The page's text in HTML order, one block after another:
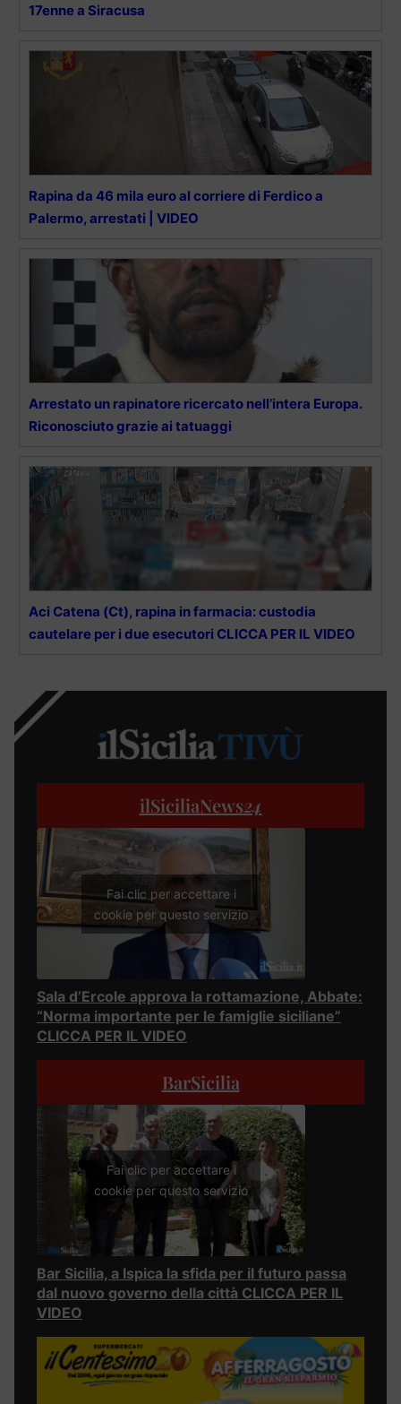
17enne a Siracusa
Rapina da 46 mila euro al corriere di Ferdico a
Palermo, arrestati | VIDEO
Arrestato un rapinatore ricercato nell’intera Europa.
Riconosciuto grazie ai tatuaggi
Aci Catena (Ct), rapina in farmacia: custodia
cautelare per i due esecutori CLICCA PER IL VIDEO
ilSiciliaNews24
Fai clic per accettare i
cookie per questo servizio
Sala d’Ercole approva la rottamazione, Abbate:
“Norma importante per le famiglie siciliane”
CLICCA PER IL VIDEO
BarSicilia
Fai clic per accettare i
cookie per questo servizio
Bar Sicilia, a Ispica la sfida per il futuro passa
dal nuovo governo della città CLICCA PER IL
VIDEO